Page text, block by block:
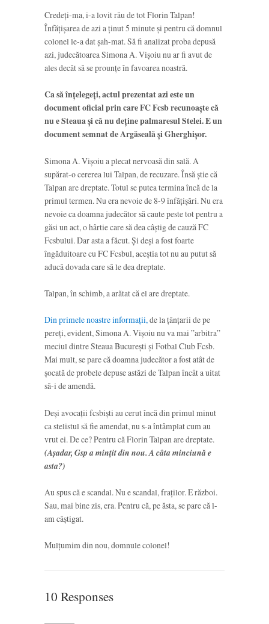
Credeți-ma, i-a lovit rău de tot Florin Talpan!
Înfățișarea de azi a ținut 5 minute și pentru că domnul
colonel le-a dat șah-mat. Să fi analizat proba depusă
azi, judecătoarea Simona A. Vișoiu nu ar fi avut de
ales decât să se prounțe în favoarea noastră.
Ca să înțelegeți, actul prezentat azi este un
document oficial prin care FC Fcsb recunoaște că
nu e Steaua și că nu deține palmaresul Stelei. E un
document semnat de Argăseală și Gherghișor.
Simona A. Vișoiu a plecat nervoasă din sală. A
supărat-o cererea lui Talpan, de recuzare. Însă știe că
Talpan are dreptate. Totul se putea termina încă de la
primul termen. Nu era nevoie de 8-9 înfățișări. Nu era
nevoie ca doamna judecător să caute peste tot pentru a
găsi un act, o hârtie care să dea câștig de cauză FC
Fcsbului. Dar asta a făcut. Și deși a fost foarte
îngăduitoare cu FC Fcsbul, aceștia tot nu au putut să
aducă dovada care să le dea dreptate.
Talpan, în schimb, a arătat că el are dreptate.
Din primele noastre informații,de la țânțarii de pe
pereți, evident, Simona A. Vișoiu nu va mai ”arbitra”
meciul dintre Steaua București și Fotbal Club Fcsb.
Mai mult, se pare că doamna judecător a fost atât de
șocată de probele depuse astăzi de Talpan încât a uitat
să-i de amendă.
Deși avocații fcsbiști au cerut încă din primul minut
ca stelistul să fie amendat, nu s-a întâmplat cum au
vrut ei. De ce? Pentru că Florin Talpan are dreptate.
(Așadar, Gsp a mințit din nou. A câta minciună e
asta?)
Au spus că e scandal. Nu e scandal, fraților. E război.
Sau, mai bine zis, era. Pentru că, pe ăsta, se pare că l-
am câștigat.
Mulțumim din nou, domnule colonel!
10 Responses